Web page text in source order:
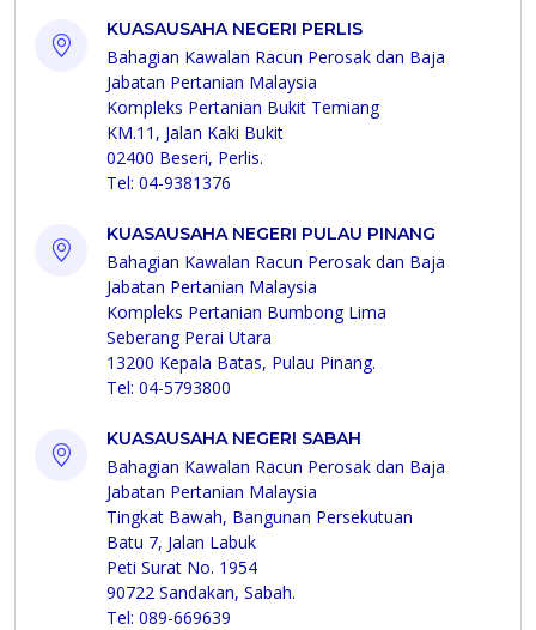
KUASAUSAHA NEGERI PERLIS
Bahagian Kawalan Racun Perosak dan Baja
Jabatan Pertanian Malaysia
Kompleks Pertanian Bukit Temiang
KM.11, Jalan Kaki Bukit
02400 Beseri, Perlis.
Tel: 04-9381376
KUASAUSAHA NEGERI PULAU PINANG
Bahagian Kawalan Racun Perosak dan Baja
Jabatan Pertanian Malaysia
Kompleks Pertanian Bumbong Lima
Seberang Perai Utara
13200 Kepala Batas, Pulau Pinang.
Tel: 04-5793800
KUASAUSAHA NEGERI SABAH
Bahagian Kawalan Racun Perosak dan Baja
Jabatan Pertanian Malaysia
Tingkat Bawah, Bangunan Persekutuan
Batu 7, Jalan Labuk
Peti Surat No. 1954
90722 Sandakan, Sabah.
Tel: 089-669639